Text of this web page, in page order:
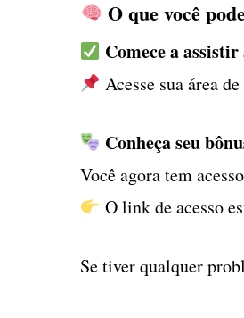
O que você
Comece a
Acesse sua área
Conheça seu
Você agora tem
O link de acesso
Se tiver qualquer